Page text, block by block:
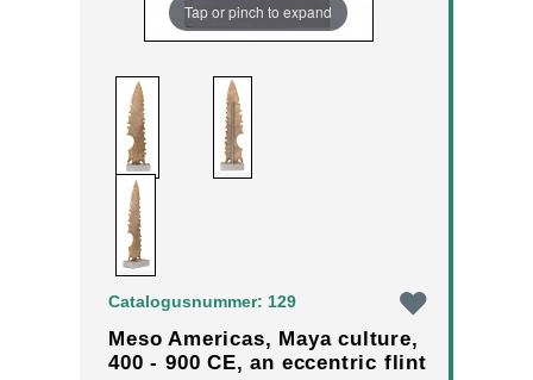
Tap or pinch to expand
Catalogusnummer: 129
Meso Americas, Maya culture,
400 - 900 CE, an eccentric flint